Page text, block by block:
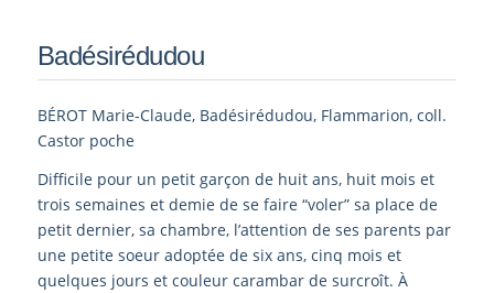
Badésirédudou
BÉROT Marie-Claude, Badésirédudou, Flammarion, coll.
Castor poche
Difficile pour un petit garçon de huit ans, huit mois et
trois semaines et demie de se faire “voler” sa place de
petit dernier, sa chambre, l’attention de ses parents par
une petite soeur adoptée de six ans, cinq mois et
quelques jours et couleur carambar de surcroît. À